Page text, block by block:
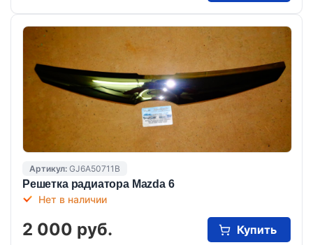
Артикул: GJ6A50711B
Решетка радиатора Mazda 6
Нет в наличии
2 000 руб. Купить